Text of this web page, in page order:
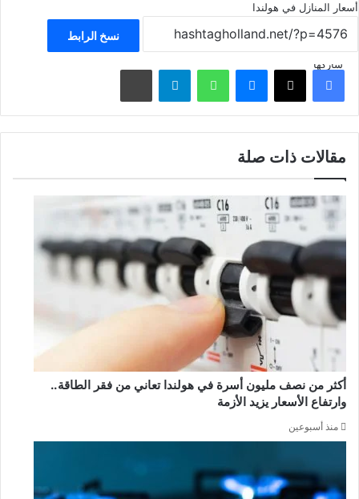
أسعار المنازل في هولندا
نسخ الرابط
شاركهافيسبوك ‫X ماسنجر واتساب تيلقرام مشاركة عبر البريد
مقالات ذات صلة
أكثر من نصف مليون أسرة في هولندا تعاني من فقر الطاقة..
وارتفاع الأسعار يزيد الأزمة
منذ أسبوعين